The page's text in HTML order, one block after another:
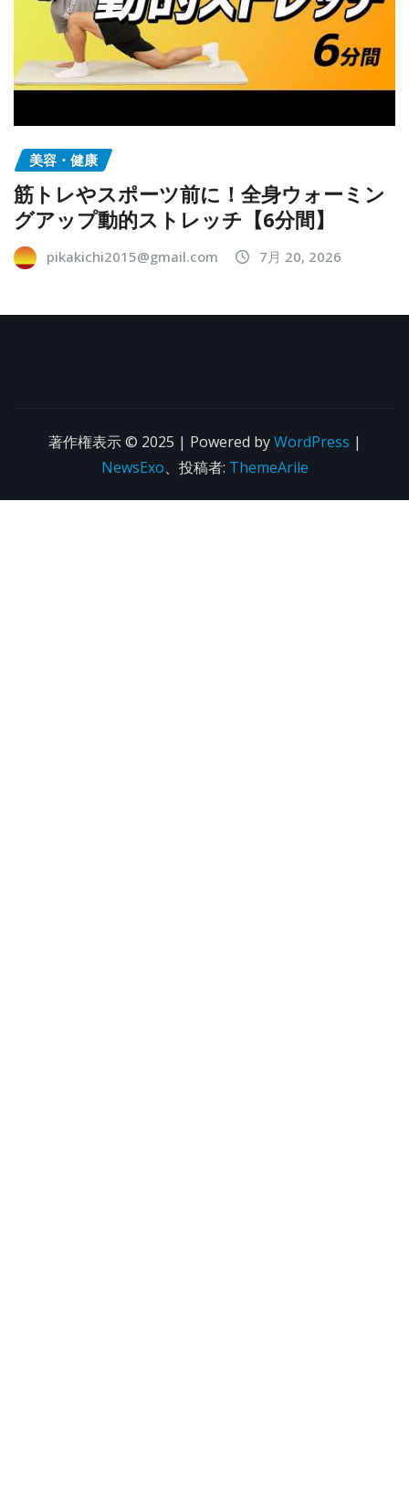
美容・健康
筋トレやスポーツ前に！全身ウォーミン
グアップ動的ストレッチ【6分間】
pikakichi2015@gmail.com 7月 20, 2026
著作権表示 © 2025 | Powered byWordPress |
NewsExo、投稿者: ThemeArile